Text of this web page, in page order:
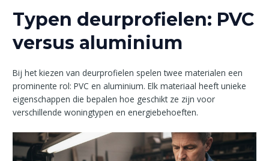
Typen deurprofielen: PVC
versus aluminium
Bij het kiezen van deurprofielen spelen twee materialen een
prominente rol: PVC en aluminium. Elk materiaal heeft unieke
eigenschappen die bepalen hoe geschikt ze zijn voor
verschillende woningtypen en energiebehoeften.